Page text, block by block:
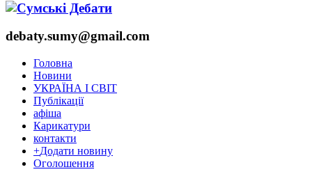
debaty.sumy@gmail.com
Головна
Новини
УКРАЇНА І СВІТ
Публікації
афіша
Карикатури
контакти
+Додати новину
Оголошення